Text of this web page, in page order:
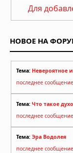
Для
НОВОЕ НА
Тема: Невероятное
последнее сообщение
Тема: Что такое
последнее сообщение
Тема: Эра Водолея
последнее сообщение